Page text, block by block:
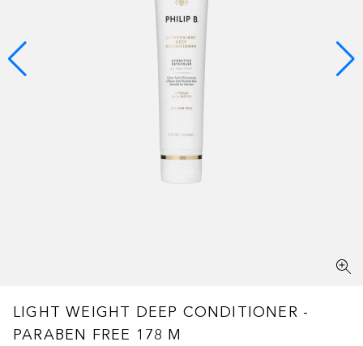
LIGHT WEIGHT DEEP CONDITIONER -
PARABEN FREE 178 M